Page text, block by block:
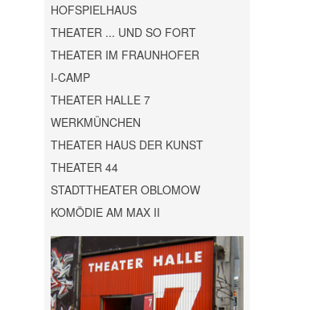
HOFSPIELHAUS
THEATER ... UND SO FORT
THEATER IM FRAUNHOFER
I-CAMP
THEATER HALLE 7
WERKMÜNCHEN
THEATER HAUS DER KUNST
THEATER 44
STADTTHEATER OBLOMOW
KOMÖDIE AM MAX II